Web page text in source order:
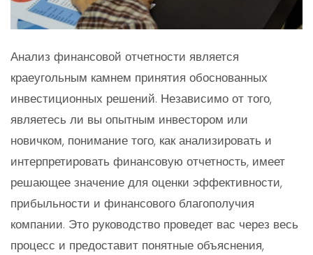
Анализ финансовой отчетности является
краеугольным камнем принятия обоснованных
инвестиционных решений. Независимо от того,
являетесь ли вы опытным инвестором или
новичком, понимание того, как анализировать и
интерпретировать финансовую отчетность, имеет
решающее значение для оценки эффективности,
прибыльности и финансового благополучия
компании. Это руководство проведет вас через весь
процесс и предоставит понятные объяснения,